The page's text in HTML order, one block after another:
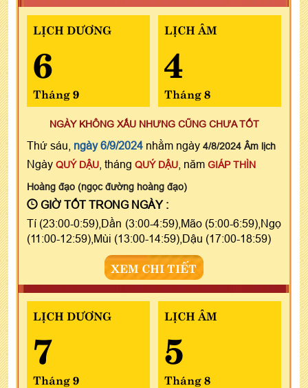
LỊCH DƯƠNG
6
Tháng 9
LỊCH ÂM
4
Tháng 8
NGÀY KHÔNG XẤU NHƯNG CŨNG CHƯA TỐT
Thứ sáu, ngày 6/9/2024 nhằm ngày 4/8/2024 Âm lịch
Ngày QUÝ DẬU , tháng QUÝ DẬU , năm GIÁP THÌN
Hoàng đạo (ngọc đường hoàng đạo)
GIỜ TỐT TRONG NGÀY :
Tí (23:00-0:59),Dần (3:00-4:59),Mão (5:00-6:59),Ngọ
(11:00-12:59),Mùi (13:00-14:59),Dậu (17:00-18:59)
XEM CHI TIẾT
LỊCH DƯƠNG
7
Tháng 9
LỊCH ÂM
5
Tháng 8